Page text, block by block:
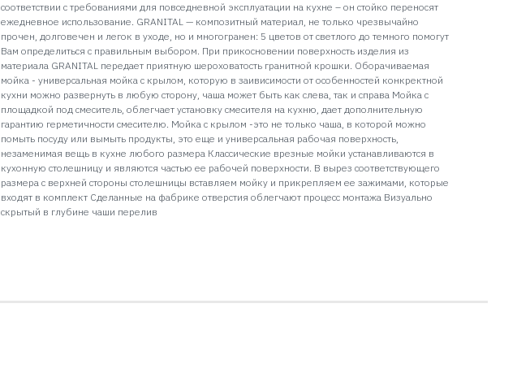
соответствии с требованиями для повседневной эксплуатации на кухне – он стойко переносят
ежедневное использование. GRANITAL — композитный материал, не только чрезвычайно
прочен, долговечен и легок в уходе, но и многогранен: 5 цветов от светлого до темного помогут
Вам определиться с правильным выбором. При прикосновении поверхность изделия из
материала GRANITAL передает приятную шероховатость гранитной крошки. Оборачиваемая
мойка - универсальная мойка с крылом, которую в заивисимости от особенностей конкректной
кухни можно развернуть в любую сторону, чаша может быть как слева, так и справа Мойка с
площадкой под смеситель, облегчает установку смесителя на кухню, дает дополнительную
гарантию герметичности смесителю. Мойка с крылом -это не только чаша, в которой можно
помыть посуду или вымыть продукты, это еще и универсальная рабочая поверхность,
незаменимая вещь в кухне любого размера Классические врезные мойки устанавливаются в
кухонную столешницу и являются частью ее рабочей поверхности. В вырез соответствующего
размера с верхней стороны столешницы вставляем мойку и прикрепляем ее зажимами, которые
входят в комплект Сделанные на фабрике отверстия облегчают процесс монтажа Визуально
скрытый в глубине чаши перелив